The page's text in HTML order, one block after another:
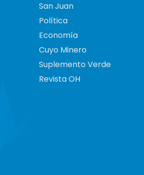
San Juan
Política
Economía
Cuyo Minero
Suplemento Verde
Revista OH